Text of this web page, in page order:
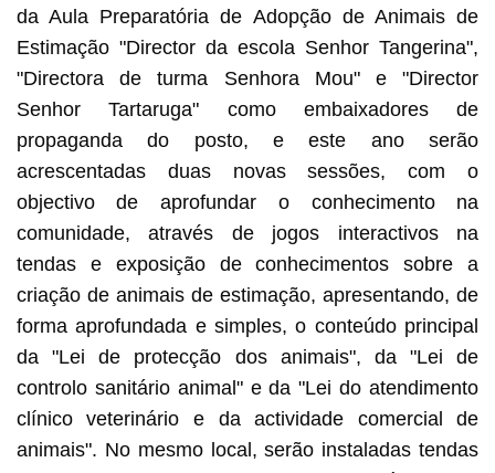
da Aula Preparatória de Adopção de Animais de
Estimação "Director da escola Senhor Tangerina",
"Directora de turma Senhora Mou" e "Director
Senhor Tartaruga" como embaixadores de
propaganda do posto, e este ano serão
acrescentadas duas novas sessões, com o
objectivo de aprofundar o conhecimento na
comunidade, através de jogos interactivos na
tendas e exposição de conhecimentos sobre a
criação de animais de estimação, apresentando, de
forma aprofundada e simples, o conteúdo principal
da "Lei de protecção dos animais", da "Lei de
controlo sanitário animal" e da "Lei do atendimento
clínico veterinário e da actividade comercial de
animais". No mesmo local, serão instaladas tendas